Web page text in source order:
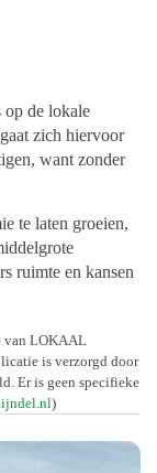
op de lokale
zich hiervoor
want zonder
te laten groeien,
ruimte en kansen
van LOKAAL
is verzorgd door
Er is geen specifieke
)